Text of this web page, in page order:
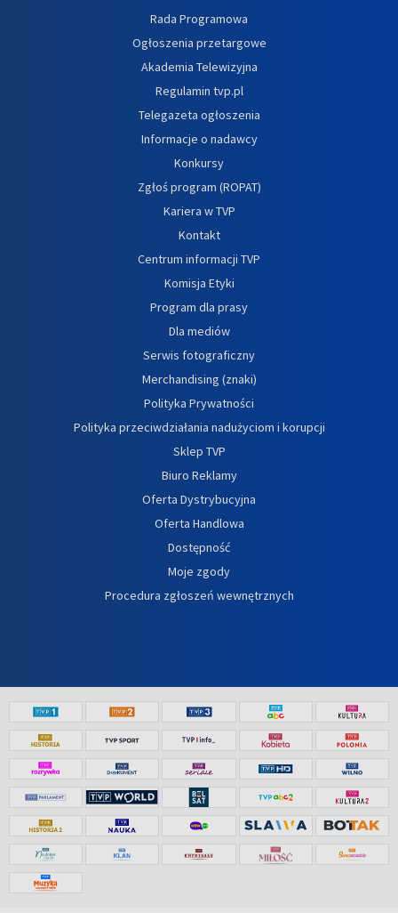
Rada Programowa
Ogłoszenia przetargowe
Akademia Telewizyjna
Regulamin tvp.pl
Telegazeta ogłoszenia
Informacje o nadawcy
Konkursy
Zgłoś program (ROPAT)
Kariera w TVP
Kontakt
Centrum informacji TVP
Komisja Etyki
Program dla prasy
Dla mediów
Serwis fotograficzny
Merchandising (znaki)
Polityka Prywatności
Polityka przeciwdziałania nadużyciom i korupcji
Sklep TVP
Biuro Reklamy
Oferta Dystrybucyjna
Oferta Handlowa
Dostępność
Moje zgody
Procedura zgłoszeń wewnętrznych